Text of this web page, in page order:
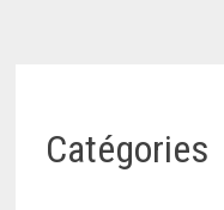
Catégories